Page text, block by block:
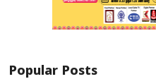
Popular Posts